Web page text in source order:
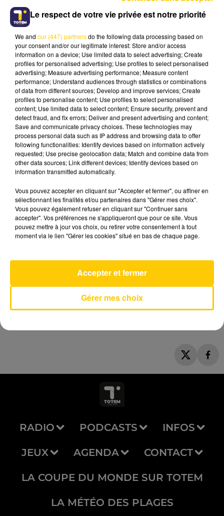
Lecture (1 min 59 sec)
6 mai 2025 - 1 min 59 sec
LE CLUB DES CURIEUX DU 06/05/25
Un seul mot d'ordre pour ce rendez-vous : être
passioné et passionnant. Nos chroniqueurs vous
racontent des histoires avec gourmandise et
bonne humeur pour mieux connaître ou
découvrir la vie et les richesses de nos régions
notamment. Et le mercredi, on est curieux
d'entendre les enfants jeter leur regard sur un
Mourir Demain
RADIO PODCASTS INFOS
JEUX AGENDA CONTACT
LA COUPE DU MONDE SUR TOTEM
LA MÉTÉO DES PLAGES
Le respect de votre vie privée est notre priorité
We and our (447) partnersdo the following data processing based on
your consent and/or our legitimate interest: Store and/or access
information on a device; Use limited data to select advertising; Create
profiles for personalised advertising; Use profiles to select personalised
advertising; Measure advertising performance; Measure content
performance; Understand audiences through statistics or combinations
of data from different sources; Develop and improve services; Create
profiles to personalise content; Use profiles to select personalised
content; Use limited data to select content; Ensure security, prevent and
detect fraud, and fix errors; Deliver and present advertising and content;
Save and communicate privacy choices. These technologies may
process personal data such as IP address and browsing data to offer
following functionalities: Identify devices based on information actively
requested; Use precise geolocation data; Match and combine data from
other data sources; Link different devices; Identify devices based on
information transmitted automatically.
Vous pouvez accepter en cliquant sur "Accepter et fermer", ou affiner en
sélectionnant les finalités et/ou partenaires dans "Gérer mes choix".
Vous pouvez également refuser en cliquant sur "Continuer sans
accepter". Vos préférences ne s'appliqueront que pour ce site. Vous
pouvez mettre à jour vos choix, ou retirer votre consentement à tout
moment via le lien "Gérer les cookies" situé en bas de chaque page.
Gérer mes choix
Accepter et fermer